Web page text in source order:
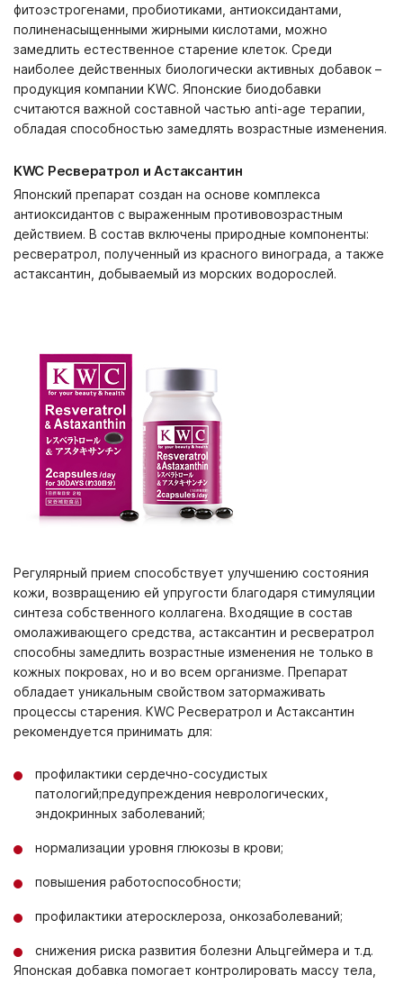
фитоэстрогенами, пробиотиками, антиоксидантами,
полиненасыщенными жирными кислотами, можно
замедлить естественное старение клеток. Среди
наиболее действенных биологически активных добавок –
продукция компании KWC. Японские биодобавки
считаются важной составной частью anti-age терапии,
обладая способностью замедлять возрастные изменения.
KWC Ресвератрол и Астаксантин
Японский препарат создан на основе комплекса
антиоксидантов с выраженным противовозрастным
действием. В состав включены природные компоненты:
ресвератрол, полученный из красного винограда, а также
астаксантин, добываемый из морских водорослей.
Регулярный прием способствует улучшению состояния
кожи, возвращению ей упругости благодаря стимуляции
синтеза собственного коллагена. Входящие в состав
омолаживающего средства, астаксантин и ресвератрол
способны замедлить возрастные изменения не только в
кожных покровах, но и во всем организме. Препарат
обладает уникальным свойством затормаживать
процессы старения. KWC Ресвератрол и Астаксантин
рекомендуется принимать для:
профилактики сердечно-сосудистых
патологий;предупреждения неврологических,
эндокринных заболеваний;
нормализации уровня глюкозы в крови;
повышения работоспособности;
профилактики атеросклероза, онкозаболеваний;
снижения риска развития болезни Альцгеймера и т.д.
Японская добавка помогает контролировать массу тела,